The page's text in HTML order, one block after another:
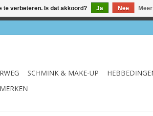
SCHMINK & MAKE-UP
MERKEN
te verbeteren. Is dat akkoord? Ja Nee
verzenden vanaf €75 ✔ Levertijd 1-3